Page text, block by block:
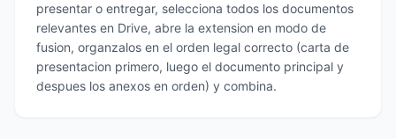
presentar o entregar, selecciona todos los documentos
relevantes en Drive, abre la extension en modo de
fusion, organzalos en el orden legal correcto (carta de
presentacion primero, luego el documento principal y
despues los anexos en orden) y combina.